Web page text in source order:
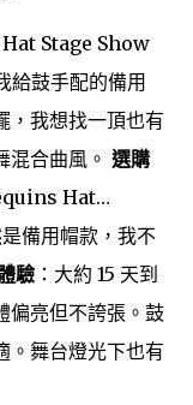
Stage Show
鼓手配的備用
，我想找一頂也有
混合曲風。 選購
Hat…
備用帽款，我不
驗 ：大約 15 天到
偏亮但不誇張。鼓
。舞台燈光下也有